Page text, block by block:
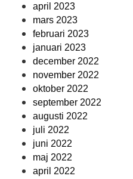
april 2023
mars 2023
februari 2023
januari 2023
december 2022
november 2022
oktober 2022
september 2022
augusti 2022
juli 2022
juni 2022
maj 2022
april 2022